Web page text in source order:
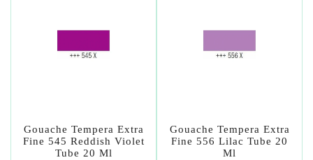
Gouache Tempera Extra
Fine 545 Reddish Violet
Tube 20 Ml
Gouache Tempera Extra
Fine 556 Lilac Tube 20
Ml